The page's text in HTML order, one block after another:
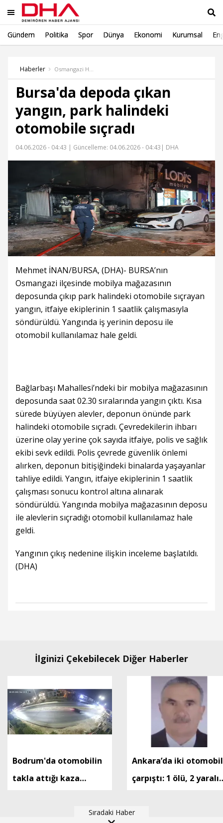
Gündem Politika Spor Dünya Ekonomi Kurumsal
Haberler
Bursa'da depoda çıkan
yangın, park halindeki
otomobile sıçradı
04.06.2026 - 04:43 | Güncelleme: 04.06.2026 - 04:43 | DHA
Mehmet İNAN/BURSA, (DHA)- BURSA’nın
Osmangazi ilçesinde mobilya mağazasının
deposunda çıkıp park halindeki otomobile sıçrayan
yangın, itfaiye ekiplerinin 1 saatlik çalışmasıyla
söndürüldü. Yangında iş yerinin deposu ile
otomobil kullanılamaz hale geldi.
Bağlarbaşı Mahallesi’ndeki bir mobilya mağazasının
deposunda saat 02.30 sıralarında yangın çıktı. Kısa
sürede büyüyen alevler, deponun önünde park
halindeki otomobile sıçradı. Çevredekilerin ihbarı
üzerine olay yerine çok sayıda itfaiye, polis ve sağlık
ekibi sevk edildi. Polis çevrede güvenlik önlemi
alırken, deponun bitişiğindeki binalarda yaşayanlar
tahliye edildi. Yangın, itfaiye ekiplerinin 1 saatlik
çalışması sonucu kontrol altına alınarak
söndürüldü. Yangında mobilya mağazasının deposu
ile alevlerin sıçradığı otomobil kullanılamaz hale
geldi.
Yangının çıkış nedenine ilişkin inceleme başlatıldı.
(DHA)
İlginizi Çekebilecek Diğer Haberler
Bodrum'da otomobilin
takla attığı kaza
Ankara’da iki otomobil
çarpıştı: 1 ölü, 2 yaralı
Sıradaki Haber